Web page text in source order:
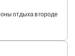
отдыха в городе